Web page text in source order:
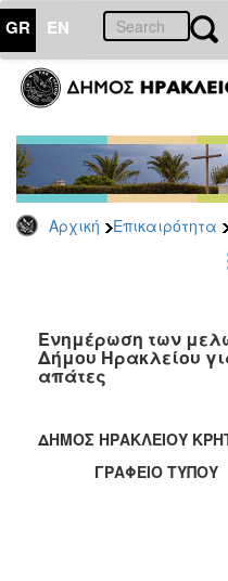
GR EN
Αρχική Επικαιρότητα
ΕΠΙΚΑΙΡΟΤΗΤΑ
Τύπου
Αρχείο
2026
2025
2022
2021
2019
2018
Ενημέρωση των
Δήμου Ηρακλείου
απάτες
ΔΗΜΟΣ ΗΡΑΚΛΕΙΟΥ
ΓΡΑΦΕΙΟ ΤΥΠΟΥ